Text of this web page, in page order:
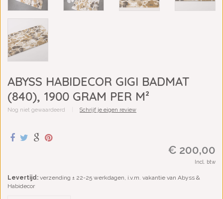
ABYSS HABIDECOR GIGI BADMAT
(840), 1900 GRAM PER M²
Nog niet gewaardeerd Schrijf je eigen review
€ 200,00
Incl. btw
Levertijd: verzending ± 22-25 werkdagen, i.v.m. vakantie van Abyss &
Habidecor